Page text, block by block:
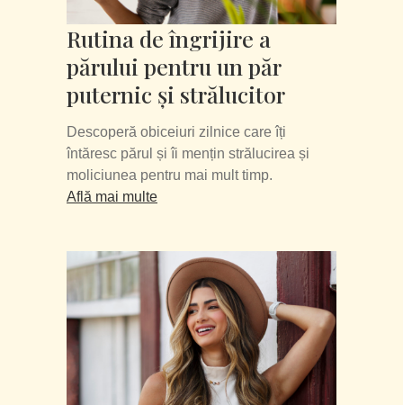
Rutina de îngrijire a
părului pentru un păr
puternic și strălucitor
Descoperă obiceiuri zilnice care îți
întăresc părul și îi mențin strălucirea și
moliciunea pentru mai mult timp.
Află mai multe